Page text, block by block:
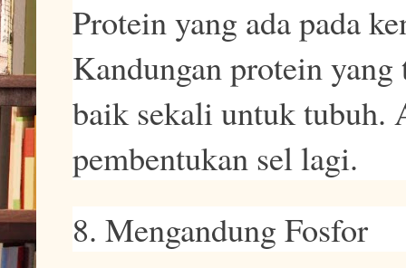
Protein yang ada pada
Kandungan protein
baik sekali untuk tubuh.
pembentukan sel lagi.
8. Mengandung Fosfor